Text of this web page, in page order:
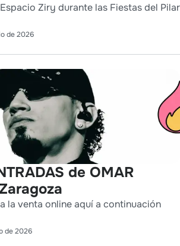
Ziry durante las Fiestas del Pilar
de 2026
de OMAR
la venta online aquí a continuación
de 2026